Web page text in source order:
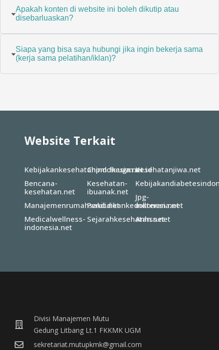
Apakah konten di website ini boleh dikutip atau
disebarluaskan?
Siapa yang bisa saya hubungi jika ingin bekerja sama
(kerja sama pelatihan/iklan)?
Website Terkait
Kebijakankesehatanindonesia.net
Bencana-
kesehatan.net
Manajemenrumahsakit.net
Medicalwellness-
indonesia.net
Chpm.fk.ugm.ac.id
Kesehatan-
ibuanak.net
Pendidikankedokteran.net
Sejarahkesehatan.net
Kesehatanjiwa.net
Jpg-
indonesia.net
Anhss.net
Divisi Manajemen Mutu
Gedung Litbang Lt.1 FKKMK UGM
sekretariat.mutupkmk@gmail.com